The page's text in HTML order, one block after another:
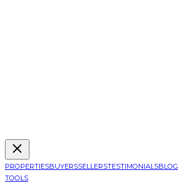
PROPERTIESBUYERSSELLERSTESTIMONIALSBLOG
TOOLS